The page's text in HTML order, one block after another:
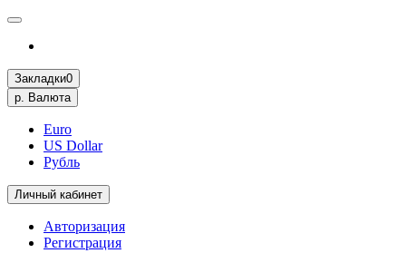
Закладки0
р. Валюта
Euro
US Dollar
Рубль
Личный кабинет
Авторизация
Регистрация